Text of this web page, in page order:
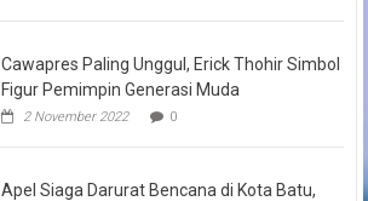
Cawapres Paling Unggul, Erick Thohir Simbol
Figur Pemimpin Generasi Muda
2 November 2022 0
Apel Siaga Darurat Bencana di Kota Batu,